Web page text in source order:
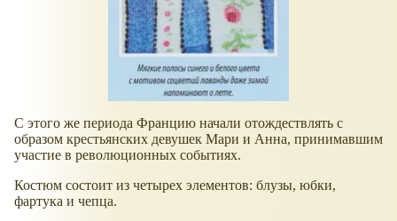
С этого же периода Францию начали отождествлять с
образом крестьянских девушек Мари и Анна, принимавшим
участие в революционных событиях.
Костюм состоит из четырех элементов: блузы, юбки,
фартука и чепца.